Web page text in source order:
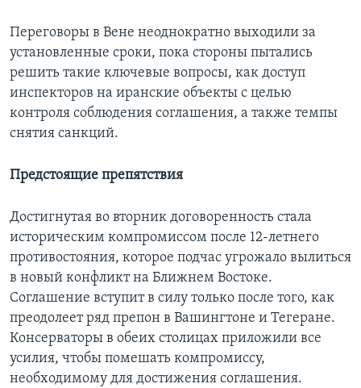
Переговоры в Вене неоднократно выходили за
установленные сроки, пока стороны пытались
решить такие ключевые вопросы, как доступ
инспекторов на иранские объекты с целью
контроля соблюдения соглашения, а также темпы
снятия санкций.
Предстоящие препятствия
Достигнутая во вторник договоренность стала
историческим компромиссом после 12-летнего
противостояния, которое подчас угрожало вылиться
в новый конфликт на Ближнем Востоке.
Соглашение вступит в силу только после того, как
преодолеет ряд препон в Вашингтоне и Тегеране.
Консерваторы в обеих столицах приложили все
усилия, чтобы помешать компромиссу,
необходимому для достижения соглашения.